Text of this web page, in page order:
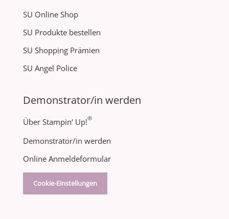
SU Online Shop
SU Produkte bestellen
SU Shopping Prämien
SU Angel Police
Demonstrator/in werden
Über Stampin‘ Up!®
Demonstrator/in werden
Online Anmeldeformular
Cookie-Einstellungen